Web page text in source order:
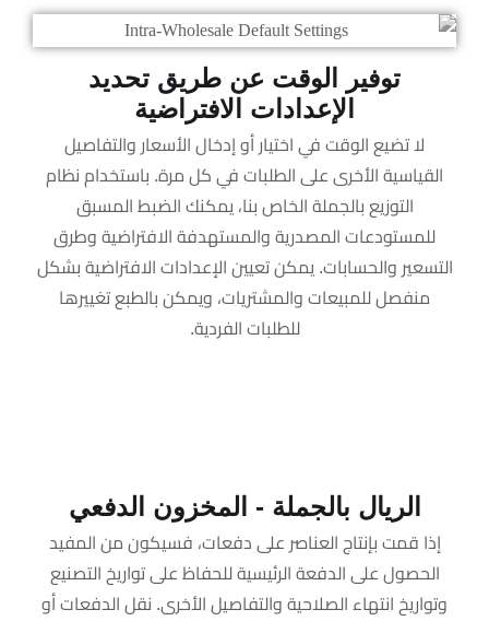
توفير الوقت عن طريق تحديد
الإعدادات الافتراضية
لا تضيع الوقت في اختيار أو إدخال الأسعار والتفاصيل
القياسية الأخرى على الطلبات في كل مرة. باستخدام نظام
التوزيع بالجملة الخاص بنا، يمكنك الضبط المسبق
للمستودعات المصدرية والمستهدفة الافتراضية وطرق
التسعير والحسابات. يمكن تعيين الإعدادات الافتراضية بشكل
منفصل للمبيعات والمشتريات، ويمكن بالطبع تغييرها
للطلبات الفردية.
الريال بالجملة - المخزون الدفعي
إذا قمت بإنتاج العناصر على دفعات، فسيكون من المفيد
الحصول على الدفعة الرئيسية للحفاظ على تواريخ التصنيع
وتواريخ انتهاء الصلاحية والتفاصيل الأخرى. نقل الدفعات أو